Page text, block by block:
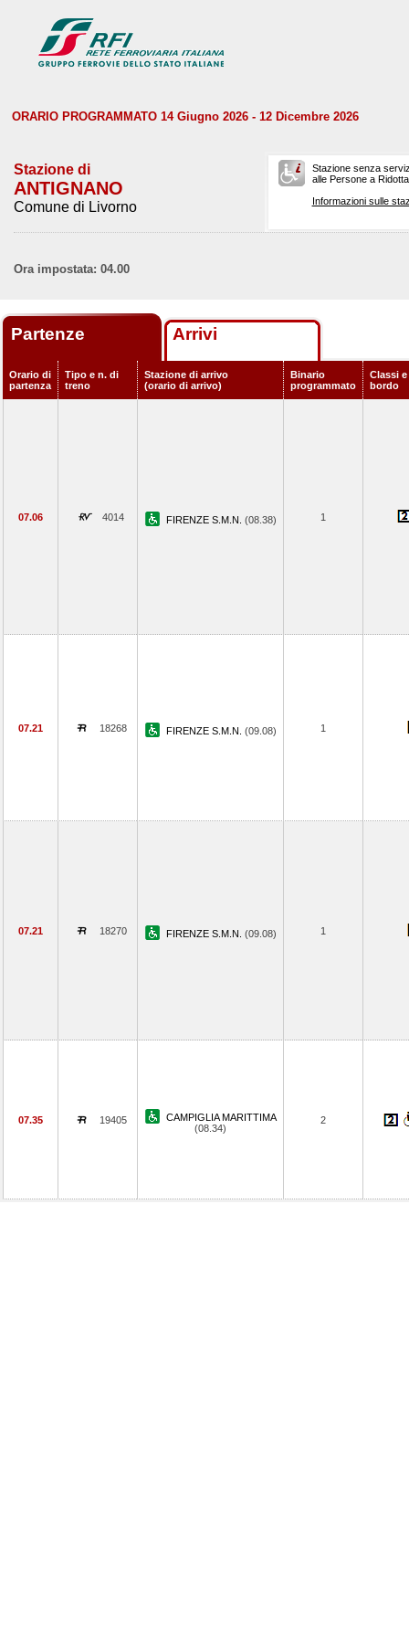
ORARIO PROGRAMMATO 14 Giugno 2026 - 12 Dicembre 2026
Stazione di
ANTIGNANO
Comune di Livorno
Stazione senza
alle Persone a
Informazioni sulle
Ora impostata: 04.00
Partenze Arrivi
Orario di
partenza
Tipo e n. di
treno
Stazione di arrivo
(orario di arrivo)
Binario
programmato
Classi
bordo
07.06 4014 FIRENZE S.M.N. (08.38) 1
07.21 18268 FIRENZE S.M.N. (09.08) 1
07.21 18270 FIRENZE S.M.N. (09.08) 1
07.35 19405
CAMPIGLIA MARITTIMA
(08.34)
2